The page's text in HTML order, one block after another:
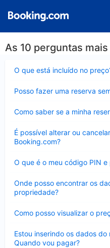
As 10 perguntas
O que está incluído no
Posso fazer uma reserva
Como saber se a minha
É possível alterar ou
Booking.com?
Contraído
O que é o meu código PIN
Onde posso encontrar os
propriedade?
Como posso visualizar o
Estou inserindo os dados
Quando vou pagar?